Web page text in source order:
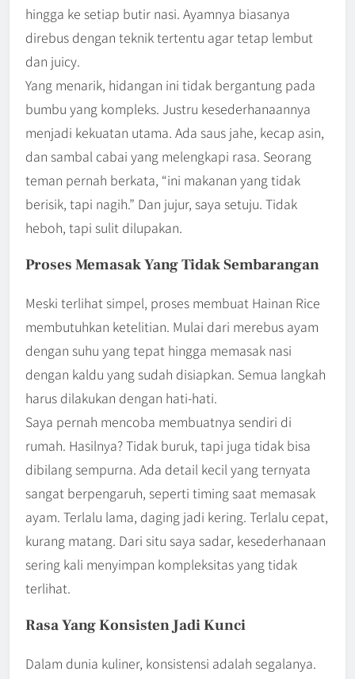
hingga ke setiap butir nasi. Ayamnya biasanya
direbus dengan teknik tertentu agar tetap lembut
dan juicy.
Yang menarik, hidangan ini tidak bergantung pada
bumbu yang kompleks. Justru kesederhanaannya
menjadi kekuatan utama. Ada saus jahe, kecap asin,
dan sambal cabai yang melengkapi rasa. Seorang
teman pernah berkata, “ini makanan yang tidak
berisik, tapi nagih.” Dan jujur, saya setuju. Tidak
heboh, tapi sulit dilupakan.
Proses Memasak Yang Tidak Sembarangan
Meski terlihat simpel, proses membuat Hainan Rice
membutuhkan ketelitian. Mulai dari merebus ayam
dengan suhu yang tepat hingga memasak nasi
dengan kaldu yang sudah disiapkan. Semua langkah
harus dilakukan dengan hati-hati.
Saya pernah mencoba membuatnya sendiri di
rumah. Hasilnya? Tidak buruk, tapi juga tidak bisa
dibilang sempurna. Ada detail kecil yang ternyata
sangat berpengaruh, seperti timing saat memasak
ayam. Terlalu lama, daging jadi kering. Terlalu cepat,
kurang matang. Dari situ saya sadar, kesederhanaan
sering kali menyimpan kompleksitas yang tidak
terlihat.
Rasa Yang Konsisten Jadi Kunci
Dalam dunia kuliner, konsistensi adalah segalanya.